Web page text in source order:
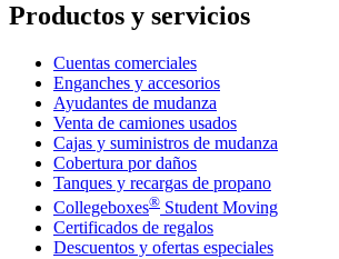
Productos y servicios
Cuentas comerciales
Enganches y accesorios
Ayudantes de mudanza
Venta de camiones usados
Cajas y suministros de mudanza
Cobertura por daños
Tanques y recargas de propano
Collegeboxes® Student Moving
Certificados de regalos
Descuentos y ofertas especiales